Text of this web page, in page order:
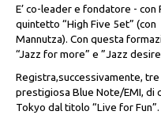
E’ co-leader e fondatore -
quintetto “High Five 5et” (con
Mannutza). Con questa
“Jazz for more” e ”Jazz
Registra,successivamente,
prestigiosa Blue Note/EMI, di
Tokyo dal titolo “Live for Fun”.